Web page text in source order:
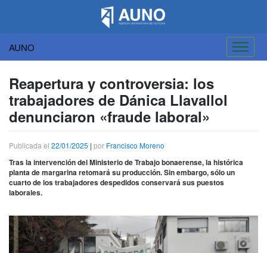
AUNO
contenido
Reapertura y controversia: los
trabajadores de Dánica Llavallol
denunciaron «fraude laboral»
Publicada el 22/01/2025 | por Francisco Moreno
Tras la intervención del Ministerio de Trabajo bonaerense, la histórica
planta de margarina retomará su producción. Sin embargo, sólo un
cuarto de los trabajadores despedidos conservará sus puestos
laborales.